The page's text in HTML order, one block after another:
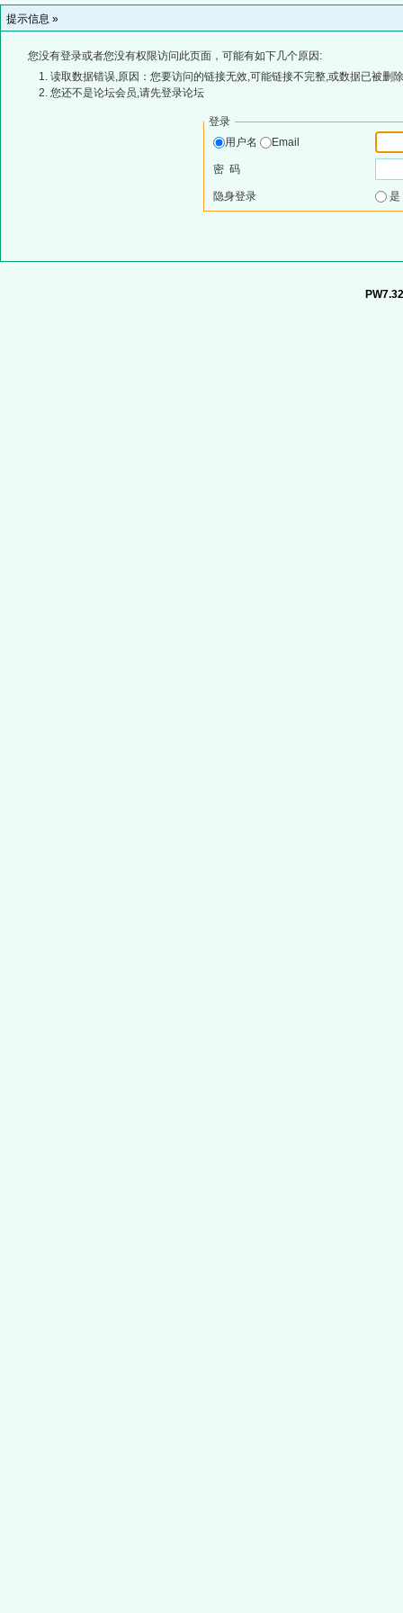
提示信息 »
您没有登录或者您没有权限访问此页面，可能有如下几个原因:
读取数据错误,原因：您要访问的链接无效,可能链接不完整,或数据已被删
您还不是论坛会员,请先登录论坛
登录
用户名
Email
密 码
隐身登录